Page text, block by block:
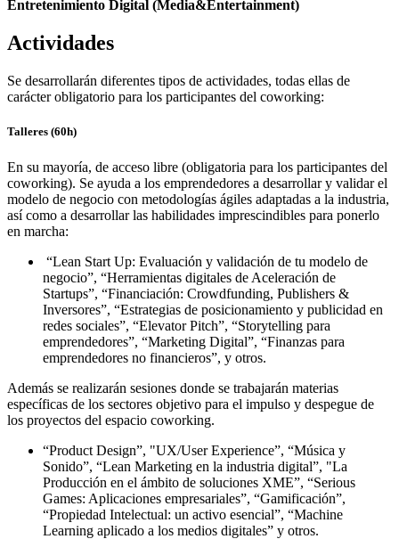
Entretenimiento Digital (Media&Entertainment)
Actividades
Se desarrollarán diferentes tipos de actividades, todas ellas de
carácter obligatorio para los participantes del coworking:
Talleres (60h)
En su mayoría, de acceso libre (obligatoria para los participantes del
coworking). Se ayuda a los emprendedores a desarrollar y validar el
modelo de negocio con metodologías ágiles adaptadas a la industria,
así como a desarrollar las habilidades imprescindibles para ponerlo
en marcha:
“Lean Start Up: Evaluación y validación de tu modelo de
negocio”, “Herramientas digitales de Aceleración de
Startups”, “Financiación: Crowdfunding, Publishers &
Inversores”, “Estrategias de posicionamiento y publicidad en
redes sociales”, “Elevator Pitch”, “Storytelling para
emprendedores”, “Marketing Digital”, “Finanzas para
emprendedores no financieros”, y otros.
Además se realizarán sesiones donde se trabajarán materias
específicas de los sectores objetivo para el impulso y despegue de
los proyectos del espacio coworking.
“Product Design”, "UX/User Experience”, “Música y
Sonido”, “Lean Marketing en la industria digital”, "La
Producción en el ámbito de soluciones XME”, “Serious
Games: Aplicaciones empresariales”, “Gamificación”,
“Propiedad Intelectual: un activo esencial”, “Machine
Learning aplicado a los medios digitales” y otros.